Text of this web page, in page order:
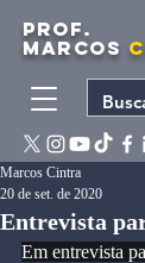
PROF.
MARCOS
Entrevista
Marcos Cintra
20 de set. de 2020
Em entrevista